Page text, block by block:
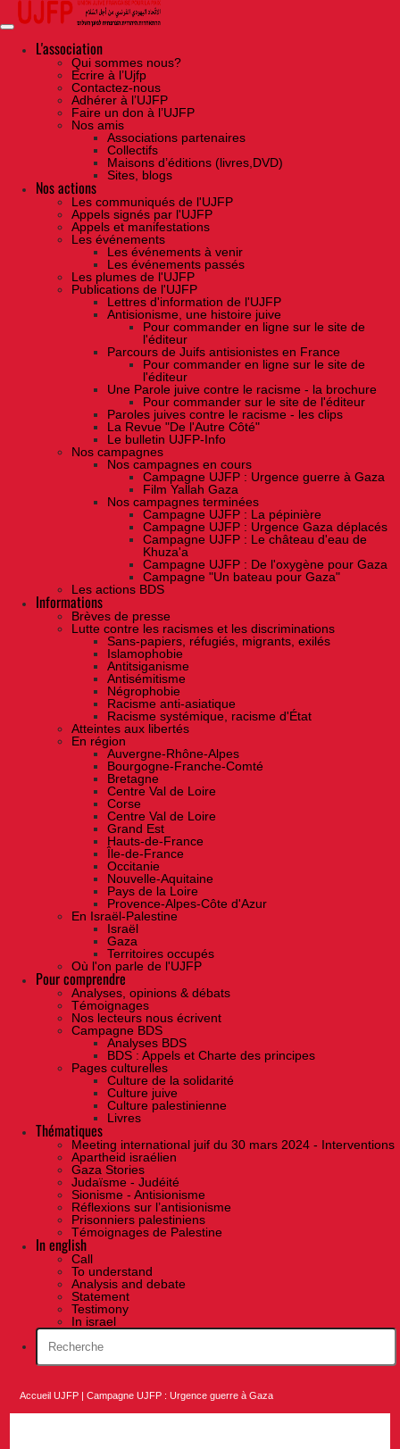
Skip
the
contentL'association
Qui sommes nous?
Ecrire à l’Ujfp
Contactez-nous
Adhérer à l’UJFP
Faire un don à l’UJFP
Nos amis
Associations partenaires
Collectifs
Maisons d’éditions (livres,DVD)
Sites, blogs
Nos actions
Les communiqués de l'UJFP
Appels signés par l'UJFP
Appels et manifestations
Les événements
Les événements à venir
Les événements passés
Les plumes de l'UJFP
Publications de l'UJFP
Lettres d'information de l'UJFP
Antisionisme, une histoire juive
Pour commander en ligne sur le site de
l'éditeur
Parcours de Juifs antisionistes en France
Pour commander en ligne sur le site de
l'éditeur
Une Parole juive contre le racisme - la brochure
Pour commander sur le site de l'éditeur
Paroles juives contre le racisme - les clips
La Revue "De l'Autre Côté"
Le bulletin UJFP-Info
Nos campagnes
Nos campagnes en cours
Campagne UJFP : Urgence guerre à Gaza
Film Yallah Gaza
Nos campagnes terminées
Campagne UJFP : La pépinière
Campagne UJFP : Urgence Gaza déplacés
Campagne UJFP : Le château d'eau de
Khuza'a
Campagne UJFP : De l'oxygène pour Gaza
Campagne "Un bateau pour Gaza"
Les actions BDS
Informations
Brèves de presse
Lutte contre les racismes et les discriminations
Sans-papiers, réfugiés, migrants, exilés
Islamophobie
Antitsiganisme
Antisémitisme
Négrophobie
Racisme anti-asiatique
Racisme systémique, racisme d'État
Atteintes aux libertés
En région
Auvergne-Rhône-Alpes
Bourgogne-Franche-Comté
Bretagne
Centre Val de Loire
Corse
Centre Val de Loire
Grand Est
Hauts-de-France
Île-de-France
Occitanie
Nouvelle-Aquitaine
Pays de la Loire
Provence-Alpes-Côte d'Azur
En Israël-Palestine
Israël
Gaza
Territoires occupés
Où l'on parle de l'UJFP
Pour comprendre
Analyses, opinions & débats
Témoignages
Nos lecteurs nous écrivent
Campagne BDS
Analyses BDS
BDS : Appels et Charte des principes
Pages culturelles
Culture de la solidarité
Culture juive
Culture palestinienne
Livres
Thématiques
Meeting international juif du 30 mars 2024 - Interventions
Apartheid israélien
Gaza Stories
Judaïsme - Judéité
Sionisme - Antisionisme
Réflexions sur l’antisionisme
Prisonniers palestiniens
Témoignages de Palestine
In english
Call
To understand
Analysis and debate
Statement
Testimony
In israel
Accueil UJFP |Campagne UJFP : Urgence guerre à Gaza